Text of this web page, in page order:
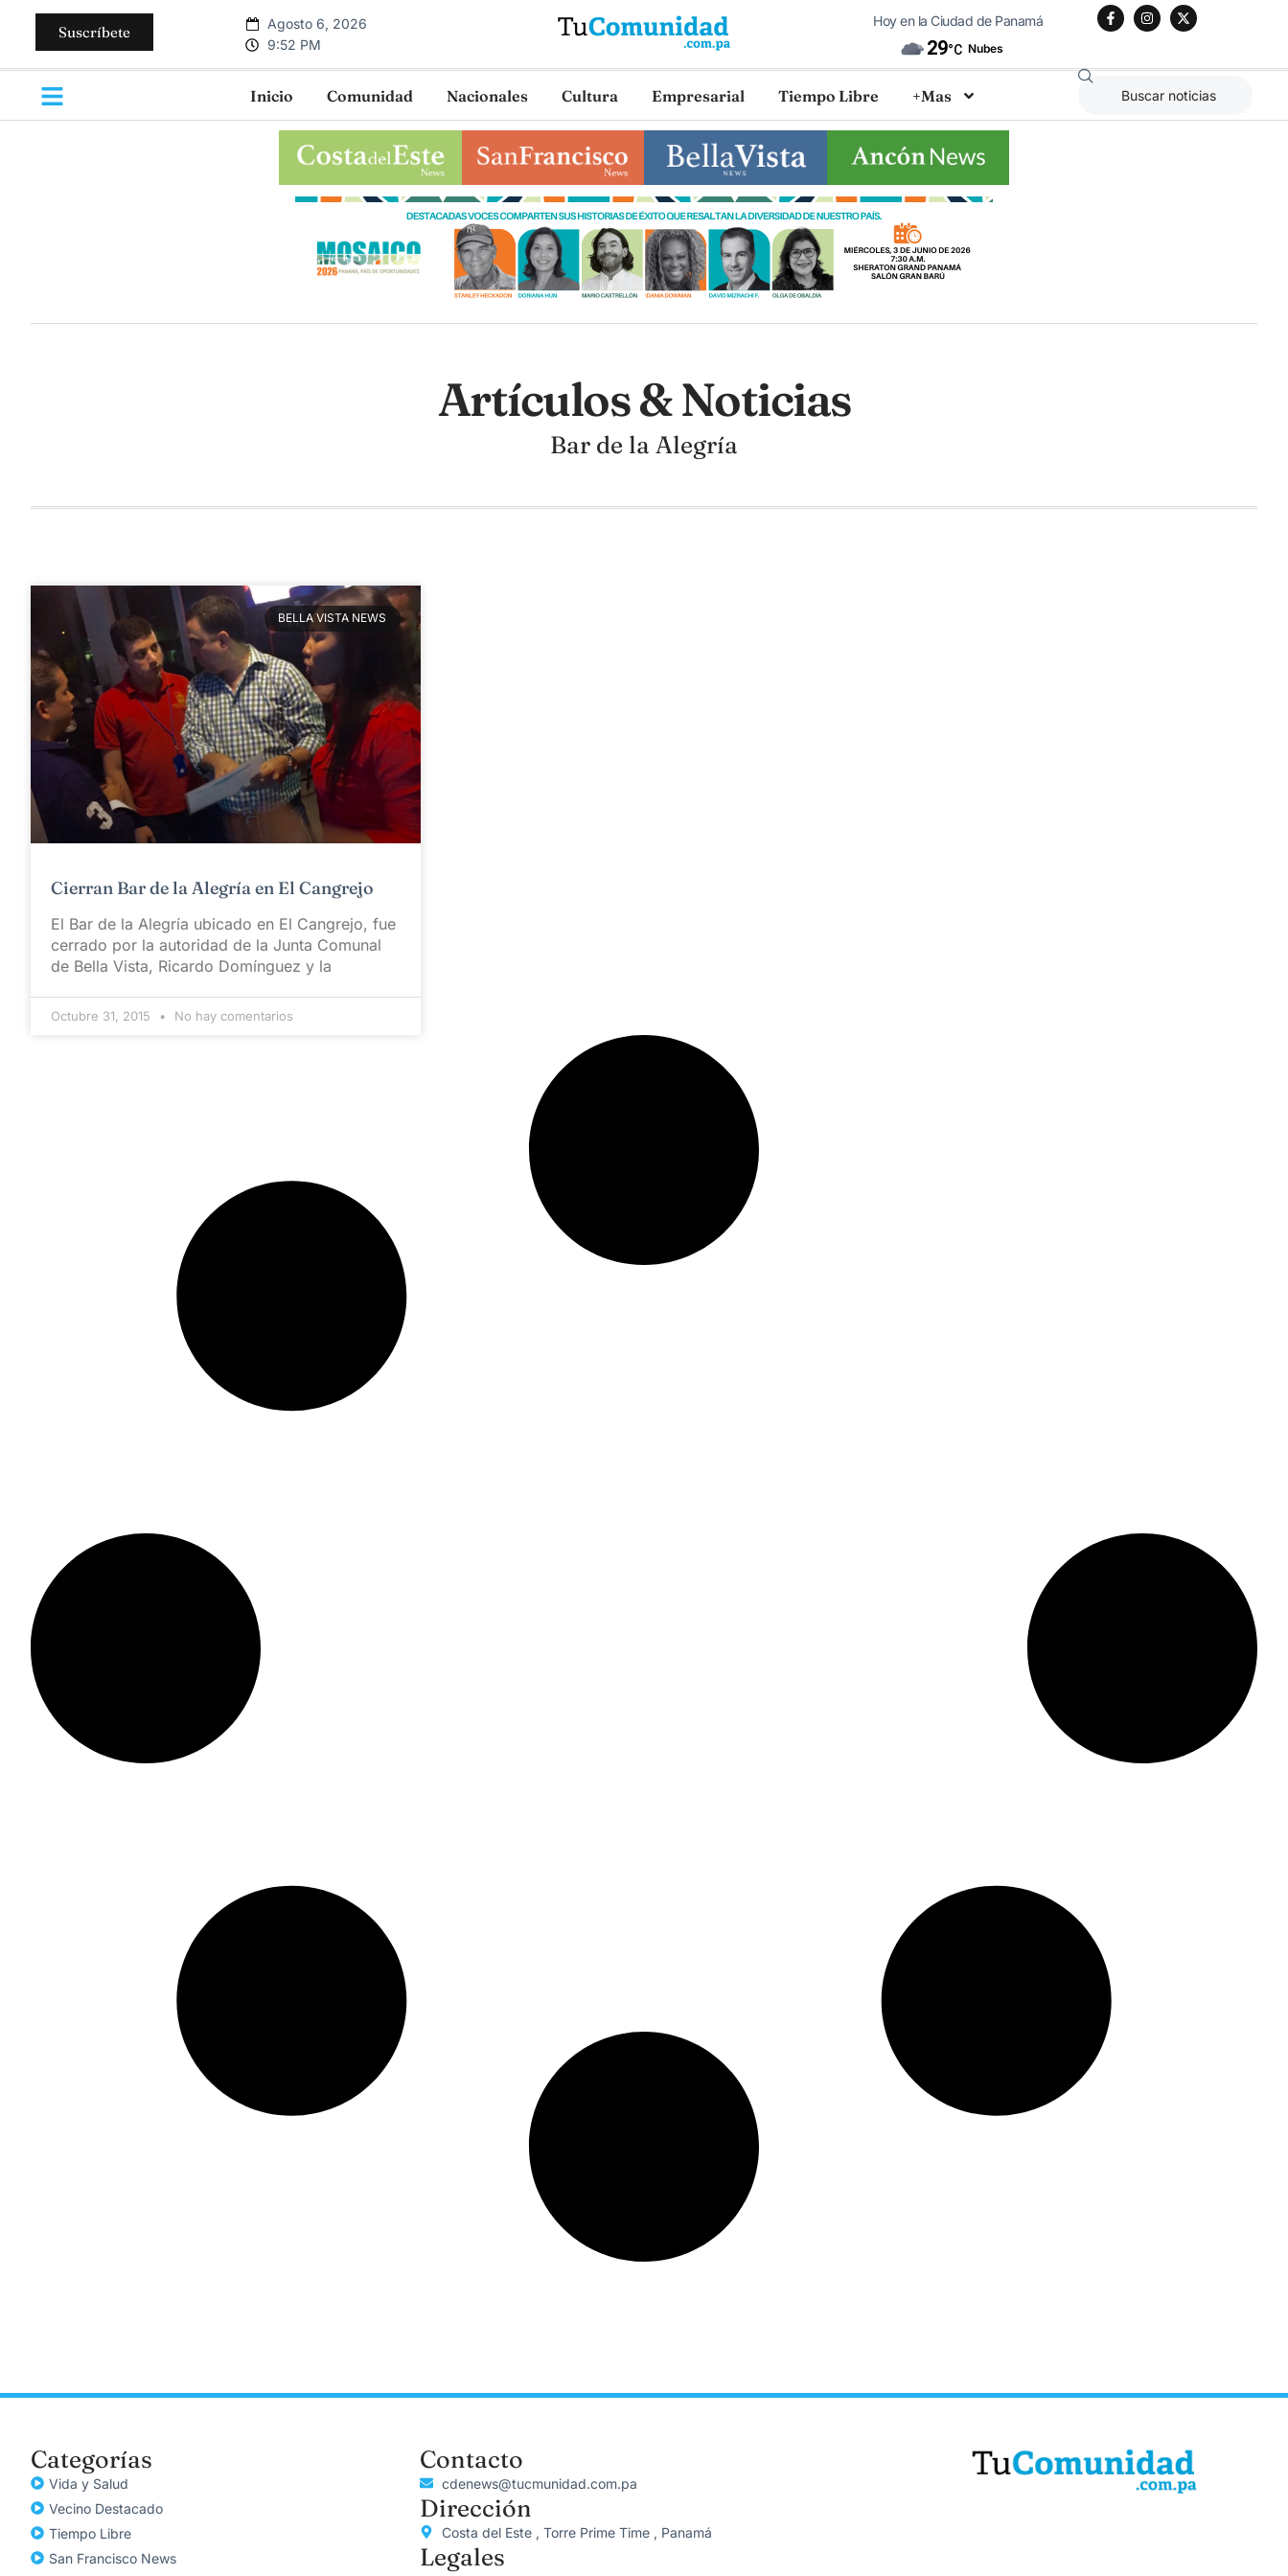
Suscríbete
Agosto 6, 2026
9:52 PM
Hoy en la Ciudad de Panamá
29°C Nubes
Inicio Comunidad Nacionales Cultura Empresarial Tiempo Libre +Mas
Artículos & Noticias
Bar de la Alegría
BELLA VISTA NEWS
Cierran Bar de la Alegría en El Cangrejo
El Bar de la Alegría ubicado en El Cangrejo, fue
cerrado por la autoridad de la Junta Comunal
de Bella Vista, Ricardo Domínguez y la
Octubre 31, 2015 No hay comentarios
Categorías
Vida y Salud
Vecino Destacado
Tiempo Libre
San Francisco News
Contacto
cdenews@tucmunidad.com.pa
Dirección
Costa del Este , Torre Prime Time , Panamá
Legales